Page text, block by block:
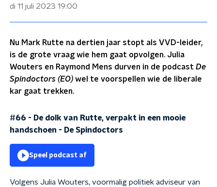
di 11 juli 2023 19:00
Nu Mark Rutte na dertien jaar stopt als VVD-leider,
is de grote vraag wie hem gaat opvolgen. Julia
Wouters en Raymond Mens durven in de podcast De
Spindoctors (EO) wel te voorspellen wie de liberale
kar gaat trekken.
#66 - De dolk van Rutte, verpakt in een mooie
handschoen - De Spindoctors
Speel podcast af
Volgens Julia Wouters, voormalig politiek adviseur van